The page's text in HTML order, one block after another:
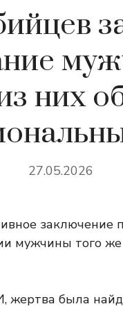
них
27.05.2026
заключение
мужчины того же
жертва была